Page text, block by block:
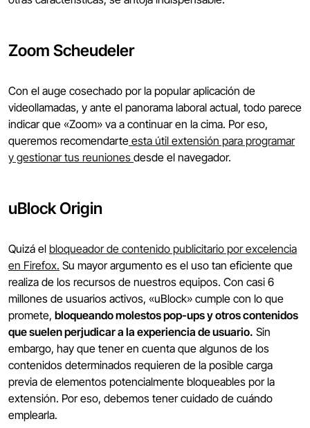
Zoom Scheudeler
Con el auge cosechado por la popular aplicación de
videollamadas, y ante el panorama laboral actual, todo parece
indicar que «Zoom» va a continuar en la cima. Por eso,
queremos recomendarte esta útil extensión para programar
y gestionar tus reuniones desde el navegador.
uBlock Origin
Quizá el bloqueador de contenido publicitario por excelencia
en Firefox. Su mayor argumento es el uso tan eficiente que
realiza de los recursos de nuestros equipos. Con casi 6
millones de usuarios activos, «uBlock» cumple con lo que
promete, bloqueando molestos pop-ups y otros contenidos
que suelen perjudicar a la experiencia de usuario. Sin
embargo, hay que tener en cuenta que algunos de los
contenidos determinados requieren de la posible carga
previa de elementos potencialmente bloqueables por la
extensión. Por eso, debemos tener cuidado de cuándo
emplearla.